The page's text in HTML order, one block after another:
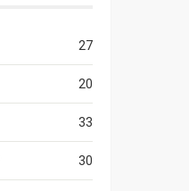
27
20
33
30